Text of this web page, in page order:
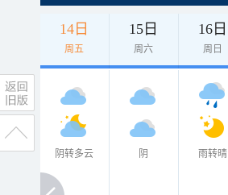
14日
周五
15日
周六
16日
周日
阴转多云 阴 雨转晴